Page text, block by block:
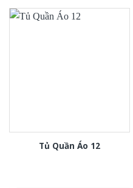
Tủ Quần Áo 12